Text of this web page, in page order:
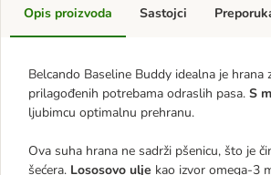
Opis proizvoda
Belcando Baseline Buddy idealna je
prilagođenih potrebama odraslih pasa. S
ljubimcu optimalnu prehranu.
Ova suha hrana ne sadrži pšenicu, što je
šećera. Lososovo ulje kao izvor omega-3
Sastojci